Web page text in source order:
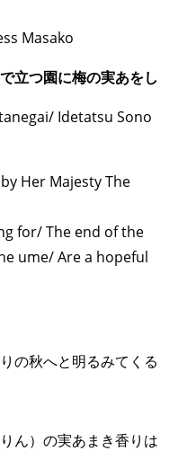
Masako
立つ園に梅の実あをし
Idetatsu Sono
Her Majesty The
for/ The end of the
ume/ Are a hopeful
の秋へと明るみてくる
ん）の実あまき香りは